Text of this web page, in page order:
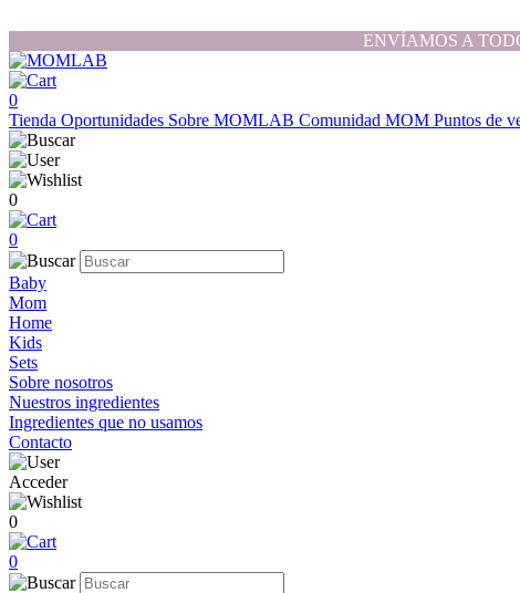
ENVÍAMOS A
0
Tienda Oportunidades Sobre MOMLAB Comunidad MOM Puntos de
0
0
Baby
Mom
Home
Kids
Sets
Sobre nosotros
Nuestros ingredientes
Ingredientes que no usamos
Contacto
Acceder
0
0